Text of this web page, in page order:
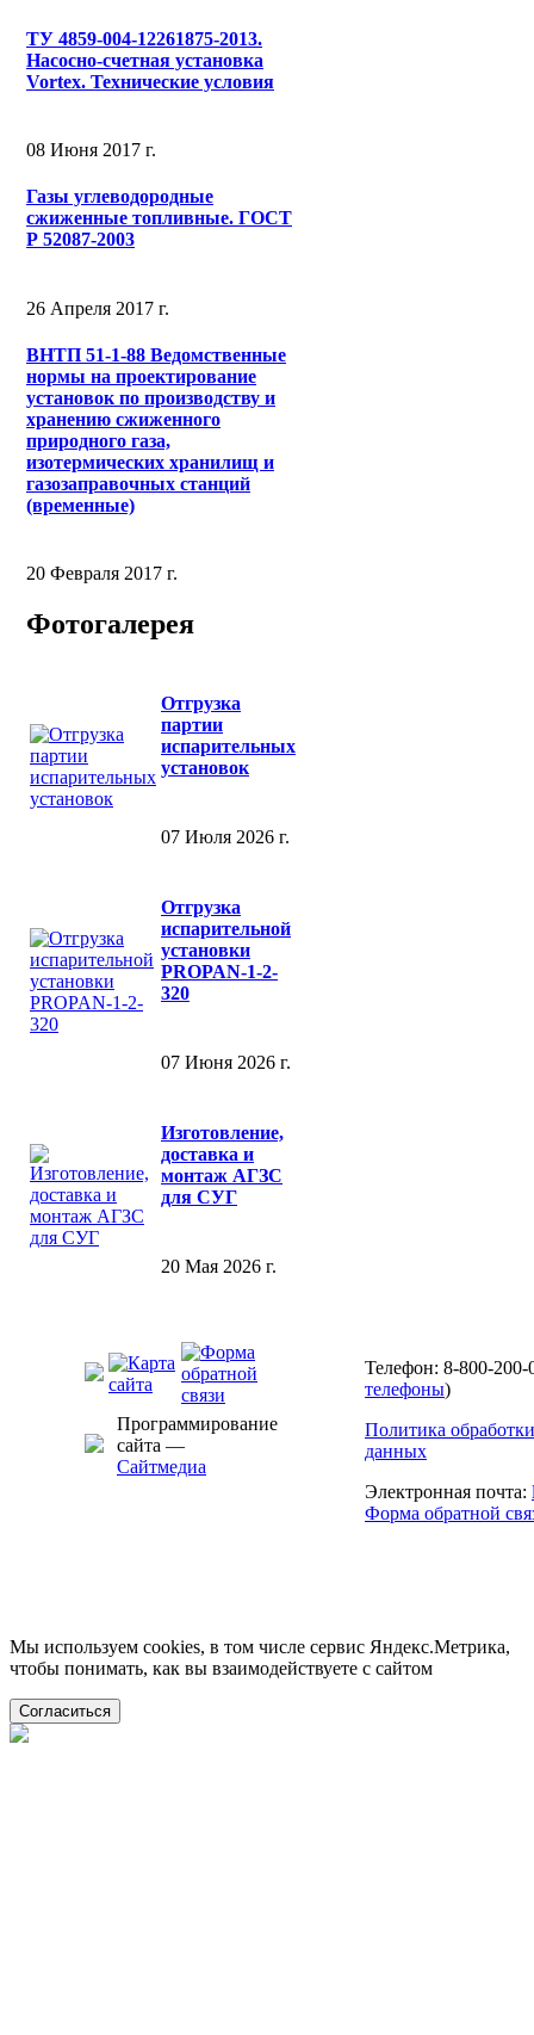
ТУ 4859-004-12261875-2013.
Насосно-счетная установка
Vortex. Технические условия
08 Июня 2017 г.
Газы углеводородные
сжиженные топливные. ГОСТ
Р 52087-2003
26 Апреля 2017 г.
ВНТП 51-1-88 Ведомственные
нормы на проектирование
установок по производству и
хранению сжиженного
природного газа,
изотермических хранилищ и
газозаправочных станций
(временные)
20 Февраля 2017 г.
Фотогалерея
Отгрузка
партии
испарительных
установок
07 Июля 2026 г.
Отгрузка
испарительной
установки
PROPAN-1-2-
320
07 Июня 2026 г.
Изготовление,
доставка и
монтаж АГЗС
для СУГ
20 Мая 2026 г.
Программирование
сайта —
Сайтмедиа
Телефон: 8-800-200-
телефоны)
Политика
данных
Электронная почта:
Форма обратной
Мы используем cookies, в том числе сервис Яндекс.Метрика,
чтобы понимать, как вы взаимодействуете с сайтом
Согласиться